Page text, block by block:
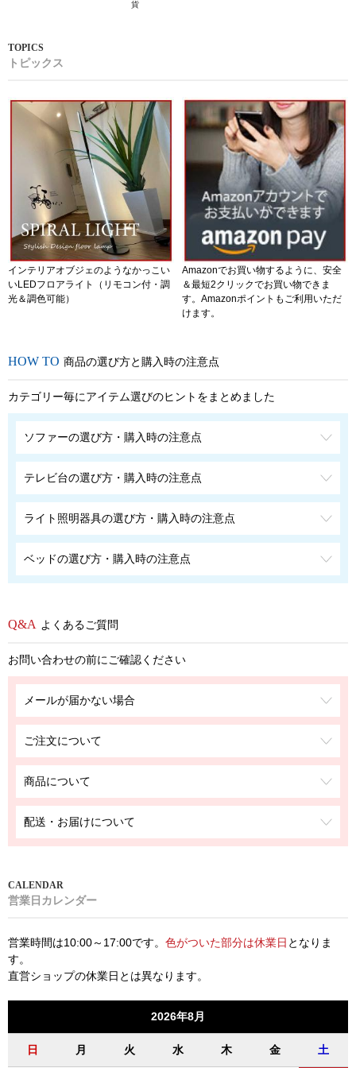
貨
トピックス
インテリアオブジェのようなかっこい
いLEDフロアライト（リモコン付・調
光＆調色可能）
Amazonでお買い物するように、安全
＆最短2クリックでお買い物できま
す。Amazonポイントもご利用いただ
けます。
商品の選び方と購入時の注意点
カテゴリー毎にアイテム選びのヒントをまとめました
ソファーの選び方・購入時の注意点
テレビ台の選び方・購入時の注意点
ライト照明器具の選び方・購入時の注意点
ベッドの選び方・購入時の注意点
よくあるご質問
お問い合わせの前にご確認ください
メールが届かない場合
ご注文について
商品について
配送・お届けについて
営業日カレンダー
営業時間は10:00～17:00です。 色がついた部分は休業日 となりま
す。
直営ショップの休業日とは異なります。
2026年8月
日 月 火 水 木 金 土